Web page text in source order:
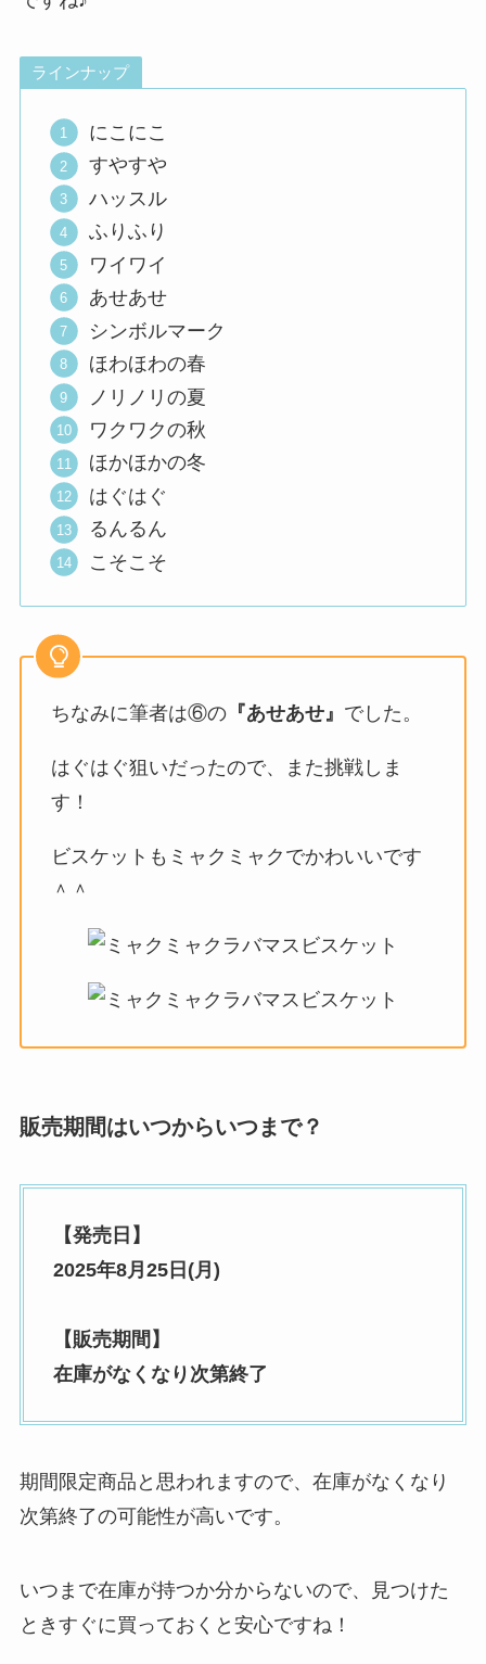
ラインナップ
にこにこ
すやすや
ハッスル
ふりふり
ワイワイ
あせあせ
シンボルマーク
ほわほわの春
ノリノリの夏
ワクワクの秋
ほかほかの冬
はぐはぐ
るんるん
こそこそ
ちなみに筆者は⑥の『あせあせ』 でした。
はぐはぐ狙いだったので、また挑戦しま
す！
ビスケットもミャクミャクでかわいいです
＾＾
販売期間はいつからいつまで？
【発売日】
2025年8月25日(月)
【販売期間】
在庫がなくなり次第終了
期間限定商品と思われますので、在庫がなくなり
次第終了の可能性が高いです。
いつまで在庫が持つか分からないので、見つけた
ときすぐに買っておくと安心ですね！